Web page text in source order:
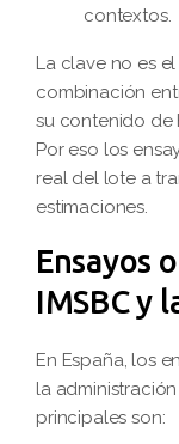
contextos.
La clave no es
combinación
su contenido de
Por eso los
real del lote a
estimaciones.
Ensayos
IMSBC y
En España, los
la
principales son: